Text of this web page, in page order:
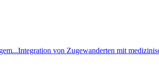
Integration von Zugewanderten mit